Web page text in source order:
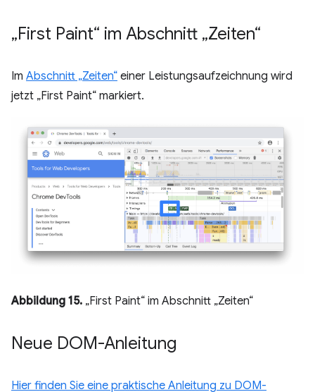
„First Paint“ im Abschnitt „Zeiten“
Im Abschnitt „Zeiten“ einer Leistungsaufzeichnung wird
jetzt „First Paint“ markiert.
Abbildung 15. „First Paint“ im Abschnitt „Zeiten“
Neue DOM-Anleitung
Hier finden Sie eine praktische Anleitung zu DOM-